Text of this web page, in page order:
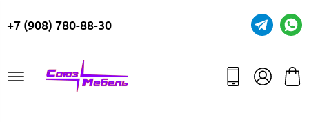
+7 (908) 780-88-30